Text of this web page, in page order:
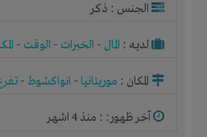
الجنس : ذكر
لديـه : المال - الخبرات - الوقت -
المكان : موريتانيا - انواكشوط-
آخر ظهور: : منذ 4 اشهر